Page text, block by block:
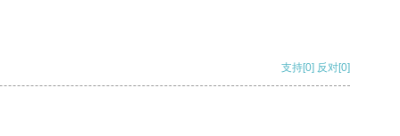
支持[0] 反对[0]